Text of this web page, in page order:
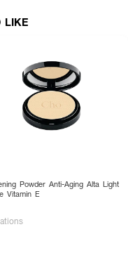
LIKE
Powder Anti-Aging Alta Light
Vitamin E